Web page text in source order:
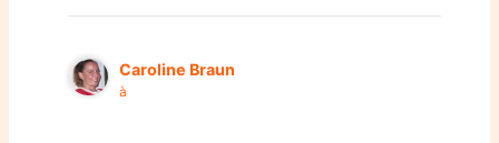
Caroline Braun
à